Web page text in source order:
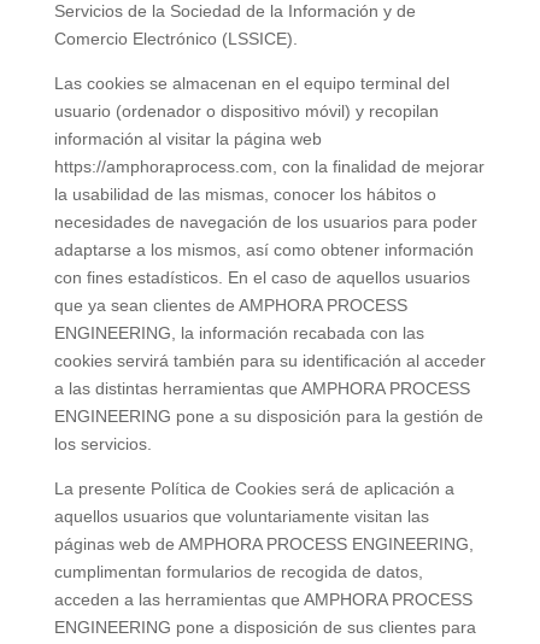
Servicios de la Sociedad de la Información y de
Comercio Electrónico (LSSICE).
Las cookies se almacenan en el equipo terminal del
usuario (ordenador o dispositivo móvil) y recopilan
información al visitar la página web
https://amphoraprocess.com, con la finalidad de mejorar
la usabilidad de las mismas, conocer los hábitos o
necesidades de navegación de los usuarios para poder
adaptarse a los mismos, así como obtener información
con fines estadísticos. En el caso de aquellos usuarios
que ya sean clientes de AMPHORA PROCESS
ENGINEERING, la información recabada con las
cookies servirá también para su identificación al acceder
a las distintas herramientas que AMPHORA PROCESS
ENGINEERING pone a su disposición para la gestión de
los servicios.
La presente Política de Cookies será de aplicación a
aquellos usuarios que voluntariamente visitan las
páginas web de AMPHORA PROCESS ENGINEERING,
cumplimentan formularios de recogida de datos,
acceden a las herramientas que AMPHORA PROCESS
ENGINEERING pone a disposición de sus clientes para